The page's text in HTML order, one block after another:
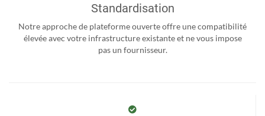
Standardisation
Notre approche de plateforme ouverte offre une compatibilité
élevée avec votre infrastructure existante et ne vous impose
pas un fournisseur.